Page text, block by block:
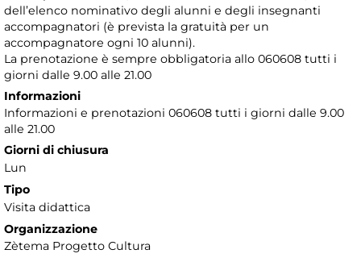
dell’elenco nominativo degli alunni e degli insegnanti
accompagnatori (è prevista la gratuità per un
accompagnatore ogni 10 alunni).
La prenotazione è sempre obbligatoria allo 060608 tutti i
giorni dalle 9.00 alle 21.00
Informazioni
Informazioni e prenotazioni 060608 tutti i giorni dalle 9.00
alle 21.00
Giorni di chiusura
Lun
Tipo
Visita didattica
Organizzazione
Zètema Progetto Cultura